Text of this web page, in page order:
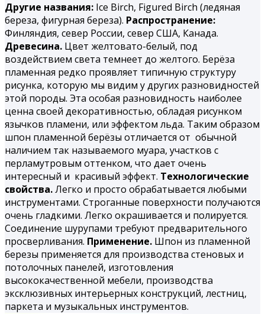
Другие названия: Ice Birch, Figured Birch (ледяная
береза, фигурная береза). Распространение:
Финляндия, север России, север США, Канада.
Древесина. Цвет желтовато-белый, под
воздействием света темнеет до желтого. Берёза
пламенная редко проявляет типичную структуру
рисунка, которую мы видим у других разновидностей
этой породы. Эта особая разновидность наиболее
ценна своей декоративностью, обладая рисунком
язычков пламени, или эффектом льда. Таким образом
шпон пламенной берёзы отличается от обычной
наличием так называемого муара, участков с
перламутровым оттенком, что дает очень
интересный и красивый эффект. Технологические
свойства.Легко и просто обрабатывается любыми
инструментами. Строганные поверхности получаются
очень гладкими. Легко окрашивается и полируется.
Соединение шурупами требуют предварительного
просверливания. Применение. Шпон из пламенной
березы применяется для производства стеновых и
потолочных панелей, изготовления
высококачественной мебели, производства
эксклюзивных интерьерных конструкций, лестниц,
паркета и музыкальных инструментов.